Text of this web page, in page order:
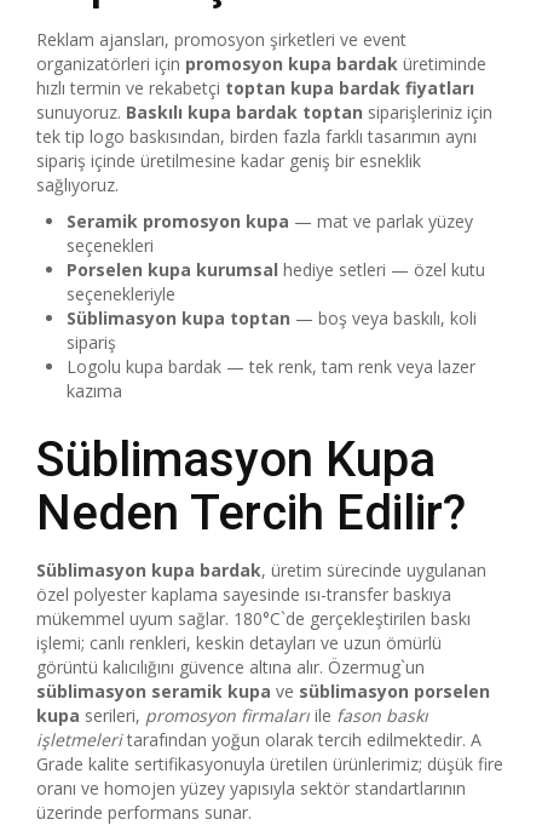
Reklam ajansları, promosyon şirketleri ve event
organizatörleri için promosyon kupa bardak üretiminde
hızlı termin ve rekabetçi toptan kupa bardak fiyatları
sunuyoruz. Baskılı kupa bardak toptan siparişleriniz için
tek tip logo baskısından, birden fazla farklı tasarımın aynı
sipariş içinde üretilmesine kadar geniş bir esneklik
sağlıyoruz.
Seramik promosyon kupa — mat ve parlak yüzey
seçenekleri
Porselen kupa kurumsal hediye setleri — özel kutu
seçenekleriyle
Süblimasyon kupa toptan — boş veya baskılı, koli
sipariş
Logolu kupa bardak — tek renk, tam renk veya lazer
kazıma
Süblimasyon Kupa
Neden Tercih Edilir?
Süblimasyon kupa bardak, üretim sürecinde uygulanan
özel polyester kaplama sayesinde ısı-transfer baskıya
mükemmel uyum sağlar. 180°C`de gerçekleştirilen baskı
işlemi; canlı renkleri, keskin detayları ve uzun ömürlü
görüntü kalıcılığını güvence altına alır. Özermug`un
süblimasyon seramik kupa ve süblimasyon porselen
kupa serileri, promosyon firmaları ile fason baskı
işletmeleritarafından yoğun olarak tercih edilmektedir. A
Grade kalite sertifikasyonuyla üretilen ürünlerimiz; düşük fire
oranı ve homojen yüzey yapısıyla sektör standartlarının
üzerinde performans sunar.